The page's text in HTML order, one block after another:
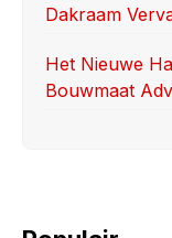
Dakraam
Het Nieuwe
Bouwmaat